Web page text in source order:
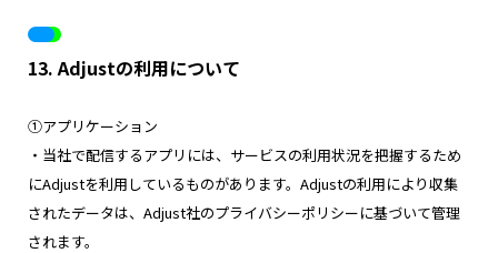
13. Adjustの利用について
①アプリケーション
・当社で配信するアプリには、サービスの利用状況を把握するため
にAdjustを利用しているものがあります。Adjustの利用により収集
されたデータは、Adjust社のプライバシーポリシーに基づいて管理
されます。